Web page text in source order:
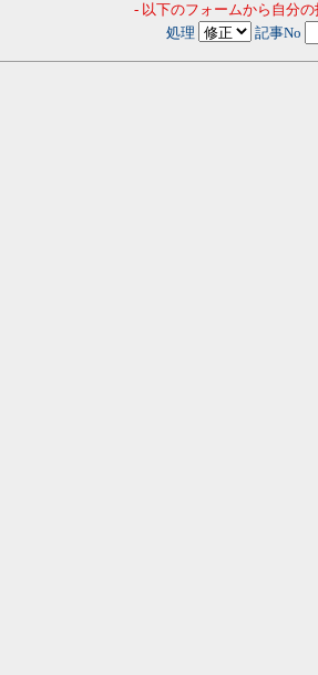
- 以下のフォームから自分
処理
記事No